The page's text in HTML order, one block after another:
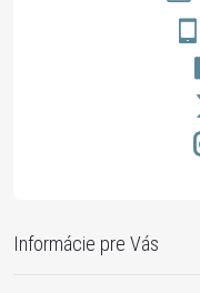
Informácie pre Vás